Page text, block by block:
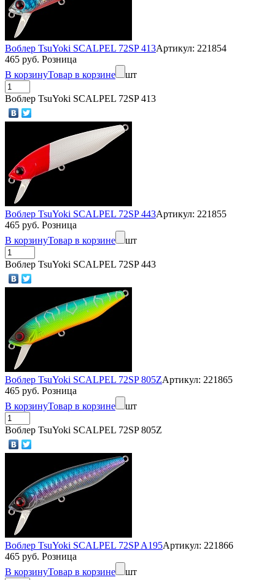
Воблер TsuYoki SCALPEL 72SP 413Артикул: 221854
465 руб. Розница
В корзинуТовар в корзине шт
Воблер TsuYoki SCALPEL 72SP 413
Воблер TsuYoki SCALPEL 72SP 443Артикул: 221855
465 руб. Розница
В корзинуТовар в корзине шт
Воблер TsuYoki SCALPEL 72SP 443
Воблер TsuYoki SCALPEL 72SP 805ZАртикул: 221865
465 руб. Розница
В корзинуТовар в корзине шт
Воблер TsuYoki SCALPEL 72SP 805Z
Воблер TsuYoki SCALPEL 72SP A195Артикул: 221866
465 руб. Розница
В корзинуТовар в корзине шт